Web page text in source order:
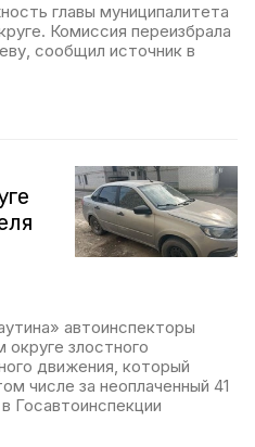
главы муниципалитета
Комиссия переизбрала
сообщил источник в
автоинспекторы
злостного
движения, который
числе за неоплаченный 41
Госавтоинспекции